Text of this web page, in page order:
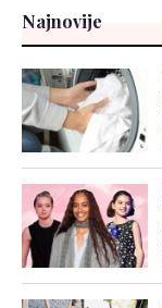
Najnovije